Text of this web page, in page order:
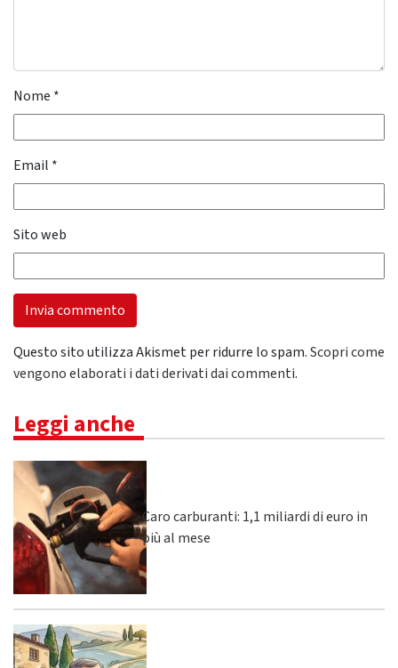
Nome *
Email *
Sito web
Questo sito utilizza Akismet per ridurre lo spam.Scopri come
vengono elaborati i dati derivati dai commenti.
Leggi anche
Caro carburanti: 1,1 miliardi di euro in
più al mese